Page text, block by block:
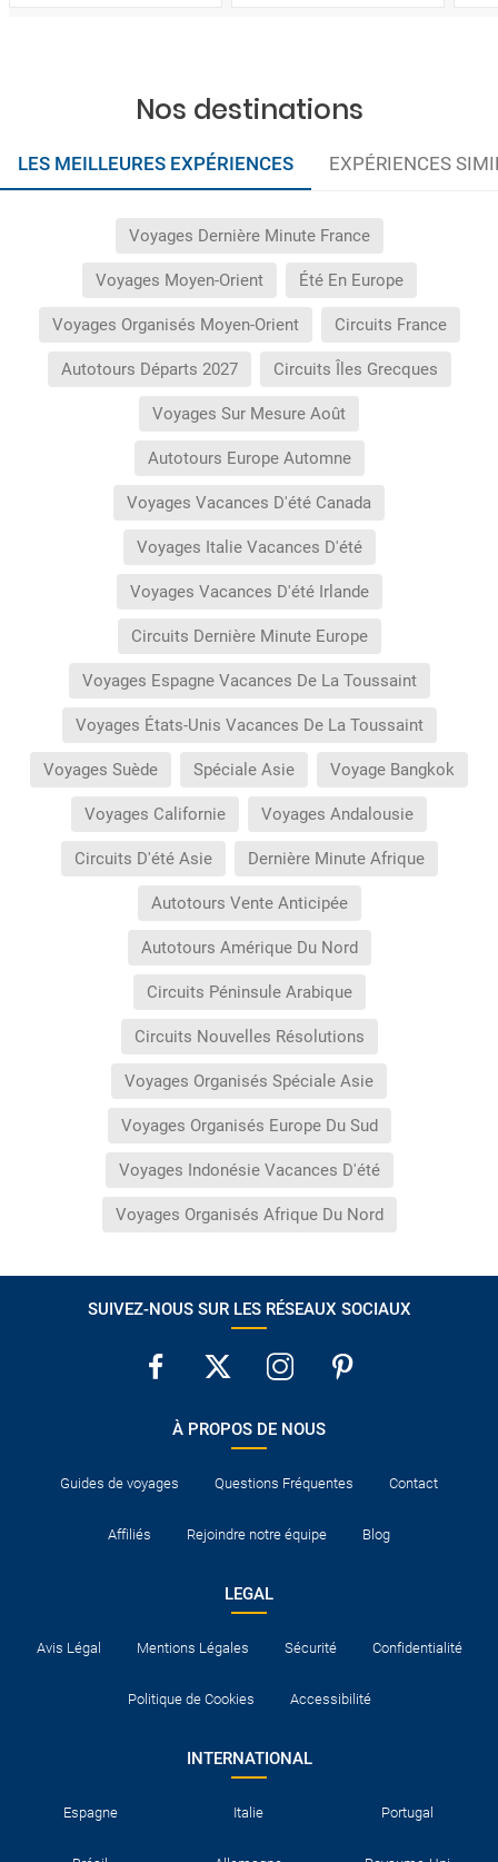
Nos destinations
LES MEILLEURES EXPÉRIENCES EXPÉRIENCES
Voyages Dernière Minute France
Voyages Moyen-Orient Été En Europe
Voyages Organisés Moyen-Orient Circuits France
Autotours Départs 2027 Circuits Îles Grecques
Voyages Sur Mesure Août
Autotours Europe Automne
Voyages Vacances D'été Canada
Voyages Italie Vacances D'été
Voyages Vacances D'été Irlande
Circuits Dernière Minute Europe
Voyages Espagne Vacances De La Toussaint
Voyages États-Unis Vacances De La Toussaint
Voyages Suède Spéciale Asie Voyage Bangkok
Voyages Californie Voyages Andalousie
Circuits D'été Asie Dernière Minute Afrique
Autotours Vente Anticipée
Autotours Amérique Du Nord
Circuits Péninsule Arabique
Circuits Nouvelles Résolutions
Voyages Organisés Spéciale Asie
Voyages Organisés Europe Du Sud
Voyages Indonésie Vacances D'été
Voyages Organisés Afrique Du Nord
SUIVEZ-NOUS SUR LES RÉSEAUX SOCIAUX
À PROPOS DE NOUS
Guides de voyages Questions Fréquentes Contact
Affiliés Rejoindre notre équipe Blog
LEGAL
Avis Légal Mentions Légales Sécurité Confidentialité
Politique de Cookies Accessibilité
INTERNATIONAL
Espagne Italie Portugal